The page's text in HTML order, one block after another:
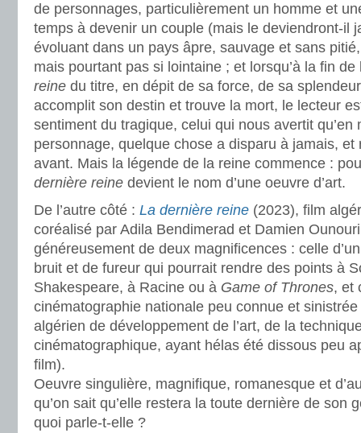
de personnages, particulièrement un homme et
temps à devenir un couple (mais le deviendront-il
évoluant dans un pays âpre, sauvage et sans
mais pourtant pas si lointaine ; et lorsqu’à la fin de
reine du titre, en dépit de sa force, de sa
accomplit son destin et trouve la mort, le lecteur
sentiment du tragique, celui qui nous avertit qu’en
personnage, quelque chose a disparu à jamais,
avant. Mais la légende de la reine commence :
dernière reine devient le nom d’une oeuvre d’art.
De l’autre côté : La dernière reine (2023), film
coréalisé par Adila Bendimerad et Damien
généreusement de deux magnificences : celle
bruit et de fureur qui pourrait rendre des points à
Shakespeare, à Racine ou à Game of Thrones, et
cinématographie nationale peu connue et
algérien de développement de l’art, de la
cinématographique, ayant hélas été dissous peu
film).
Oeuvre singulière, magnifique, romanesque et
qu’on sait qu’elle restera la toute dernière de son
quoi parle-t-elle ?